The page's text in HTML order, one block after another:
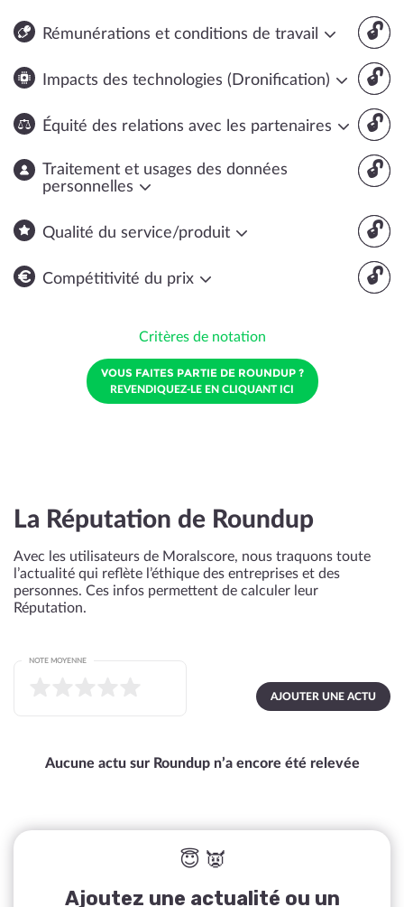
🔓
Rémunérations et conditions de travail
🔓
Impacts des technologies (Dronification)
🔓
Équité des relations avec les partenaires
🔓
Traitement et usages des données
personnelles
🔓
Qualité du service/produit
🔓
Compétitivité du prix
Critères de notation
VOUS FAITES PARTIE DE ROUNDUP ?
REVENDIQUEZ-LE EN CLIQUANT ICI
La Réputation de Roundup
Avec les utilisateurs de Moralscore, nous traquons toute
l’actualité qui reflète l’éthique des entreprises et des
personnes. Ces infos permettent de calculer leur
Réputation.
AJOUTER UNE ACTU
NOTE MOYENNE
Aucune actu sur Roundup n’a encore été relevée
😇 👿
Ajoutez une actualité ou un